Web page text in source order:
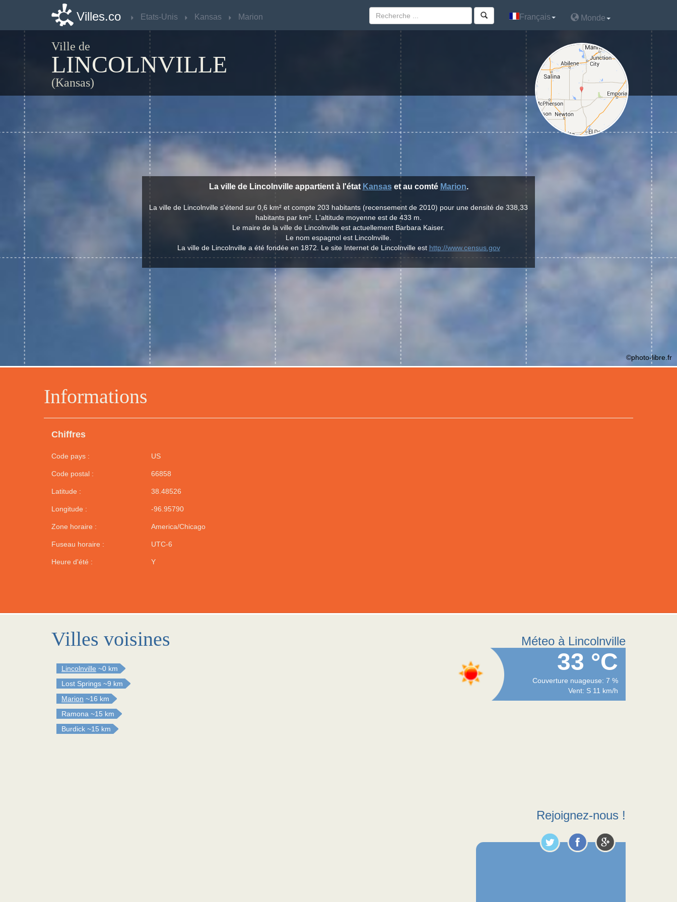
Villes.co Etats-Unis Kansas Marion Français Monde
Ville de
LINCOLNVILLE
(Kansas)
Informations
Chiffres
Code pays : US
Code postal : 66858
Latitude : 38.48526
Longitude : -96.95790
Zone horaire : America/Chicago
Fuseau horaire : UTC-6
Heure d'été : Y
La ville de Lincolnville appartient à l'état Kansaset au comté Marion.
La ville de Lincolnville s'étend sur 0,6 km² et compte 203 habitants (recensement de 2010) pour une densité de 338,33
habitants par km². L'altitude moyenne est de 433 m.
Le maire de la ville de Lincolnville est actuellement Barbara Kaiser.
Le nom espagnol est Lincolnville.
La ville de Lincolnville a été fondée en 1872. Le site Internet de Lincolnville est http://www.census.gov
©photo-libre.fr
Villes voisines
Lincolnville ~0 km
Lost Springs ~9 km
Marion ~16 km
Ramona ~15 km
Burdick ~15 km
Méteo à Lincolnville
33 °C
Couverture nuageuse: 7 %
Vent: S 11 km/h
Rejoignez-nous !
Villes.co Etats-Unis Kansas Marion Français Monde